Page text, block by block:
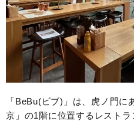
「BeBu(ビブ)」は、虎ノ門に
京」の1階に位置するレスト